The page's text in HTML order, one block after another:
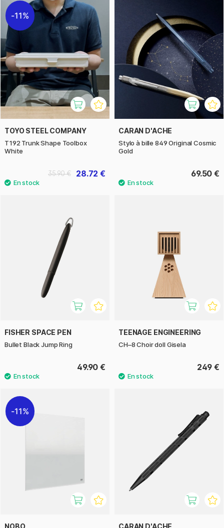
11%
TOYO STEEL COMPANY
T192 Trunk Shape Toolbox
White
28.72 €
35.90 €
CARAN D'ACHE
Stylo à bille 849 Original Cosmic
Gold
69.50 €
FISHER SPACE PEN
Bullet Black Jump Ring
49.90 €
TEENAGE ENGINEERING
CH–8 Choir doll Gisela
249 €
11%
NOBO CARAN D'ACHE